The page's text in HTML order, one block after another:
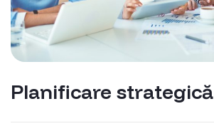
Planificare strategică